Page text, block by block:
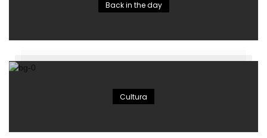
Back in the day
Cultura